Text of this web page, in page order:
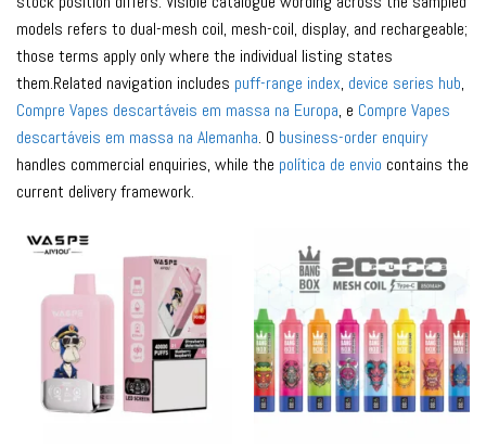
models refers to dual-mesh coil, mesh-coil, display, and rechargeable;
those terms apply only where the individual listing states
them.Related navigation includes puff-range index, device series hub,
Compre Vapes descartáveis ​​em massa na Europa, e Compre Vapes
descartáveis ​​em massa na Alemanha. O business-order enquiry
handles commercial enquiries, while the política de envio contains the
current delivery framework.